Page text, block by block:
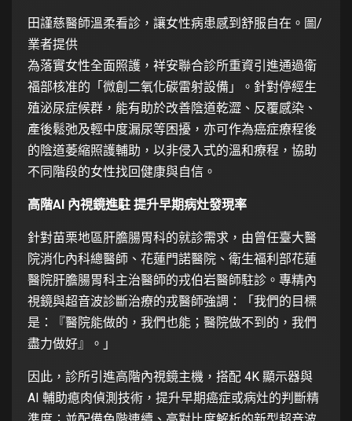
田謹慈醫師溫柔看診，讓女性病患感到舒服自在。圖/
業者提供
為落實女性全面照護，祥安聯合診所重資引進通過衛
福部核准的「微創二氧化碳雷射設備」。針對停經生
殖泌尿症候群，能有助於改善陰道乾澀、反覆感染、
產後鬆弛及輕中度漏尿等困擾，亦可作為癌症療程後
的陰道萎縮照護輔助，以非侵入式的溫和療程，協助
不同階段的女性找回健康與自信。
高階AI 內視鏡進駐 提升早期病灶發現率
針對苗栗地區肝膽腸胃科的就診需求，由曾任臺大醫
院消化內科總醫師、花蓮門諾醫院、衛生福利部花蓮
醫院肝膽腸胃科主治醫師的戎伯岩醫師駐診。專精內
視鏡與超音波診斷治療的戎醫師強調：「我們的目標
是：『醫院能做的，我們也能；醫院做不到的，我們
盡力做好』。」
因此，診所引進高階內視鏡主機，搭配 4K 顯示器與
AI 輔助瘜肉偵測技術，提升早期癌症或病灶的判斷精